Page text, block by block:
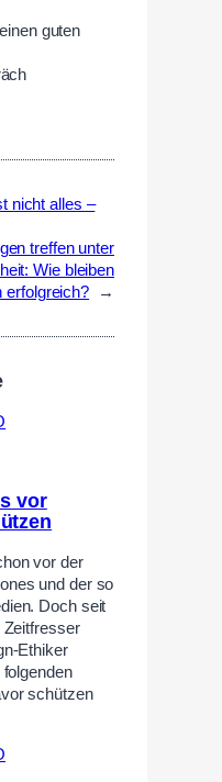
guten
nicht alles –
treffen unter
Wie bleiben
erfolgreich?
→
vor
vor der
und der so
Doch seit
Zeitfresser
Ethiker
schützen